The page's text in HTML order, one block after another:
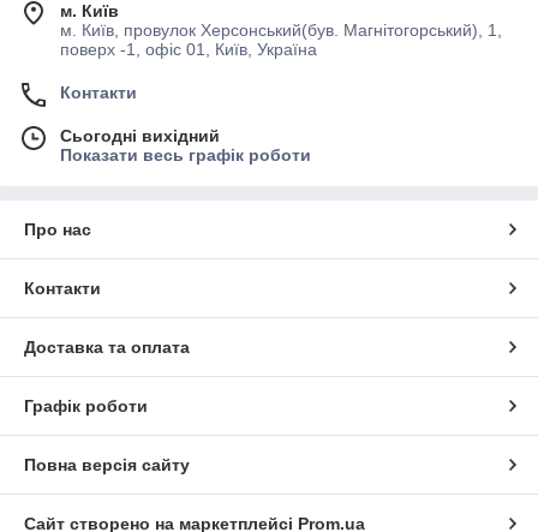
м. Київ
м. Київ, провулок Херсонський(був. Магнітогорський), 1,
поверх -1, офіс 01, Київ, Україна
Контакти
Сьогодні вихідний
Показати весь графік роботи
Про нас
Контакти
Доставка та оплата
Графік роботи
Повна версія сайту
Сайт створено на маркетплейсі Prom.ua